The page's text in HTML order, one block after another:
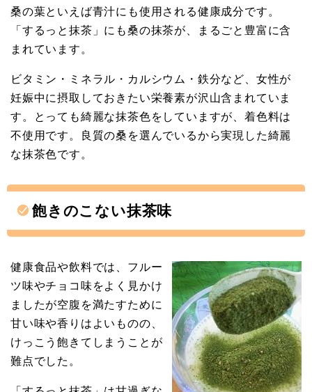
桑の葉といえば青汁にも使用される健康成分です。
「するっと抹茶」にも桑の抹茶が、まるごと豊富に含
まれています。
ビタミン・ミネラル・カルシウム・鉄分など、女性が
妊娠中に摂取しておきたい栄養素が沢山含まれていま
す。とっても綺麗な抹茶色をしていますが、着色料は
不使用です。良質の桑を選んでいるから実現した綺麗
な抹茶色です。
飽きのこない抹茶味
健康食品や飲料では、フルー
ツ味やチョコ味をよく見かけ
ましたが空腹を満たすために
甘い味や香りはよいものの、
けっこう飽きてしまうことが
難点でした。